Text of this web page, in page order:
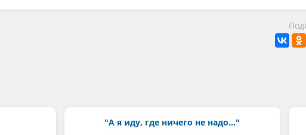
"А я иду, где ничего не надо..."